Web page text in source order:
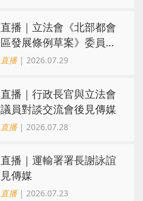
直播｜立法會《北部都會
區發展條例草案》委員會
會議
直播| 2026.07.29
直播｜行政長官與立法會
議員對談交流會後見傳媒
直播| 2026.07.28
直播｜運輸署署長謝詠誼
見傳媒
直播| 2026.07.23